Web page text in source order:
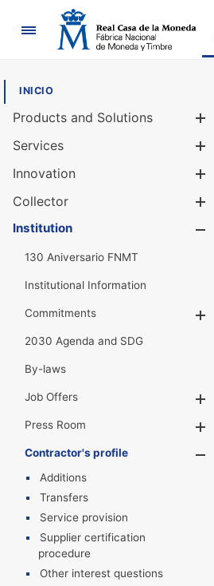
Navigation
INICIO
Products and Solutions
Services
Innovation
Collector
Institution
130 Aniversario FNMT
Institutional Information
Commitments
2030 Agenda and SDG
By-laws
Job Offers
Press Room
Contractor's profile
Additions
Transfers
Service provision
Supplier certification
procedure
Other interest questions